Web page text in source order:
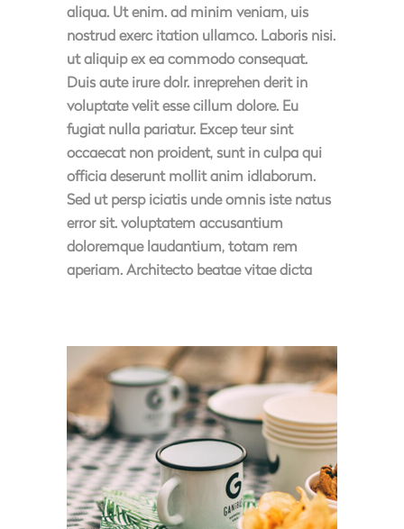
aliqua. Ut enim. ad minim veniam, uis
nostrud exerc itation ullamco. Laboris nisi.
ut aliquip ex ea commodo consequat.
Duis aute irure dolr. inreprehen derit in
voluptate velit esse cillum dolore. Eu
fugiat nulla pariatur. Excep teur sint
occaecat non proident, sunt in culpa qui
officia deserunt mollit anim idlaborum.
Sed ut persp iciatis unde omnis iste natus
error sit. voluptatem accusantium
doloremque laudantium, totam rem
aperiam. Architecto beatae vitae dicta